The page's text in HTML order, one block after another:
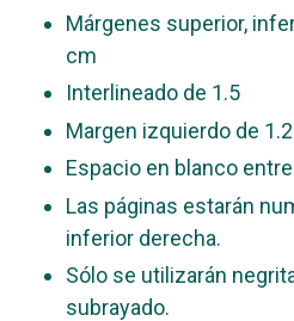
Márgenes superior,
cm
Interlineado de 1.5
Margen izquierdo de
Espacio en blanco
Las páginas estarán
inferior derecha.
Sólo se utilizarán
subrayado.